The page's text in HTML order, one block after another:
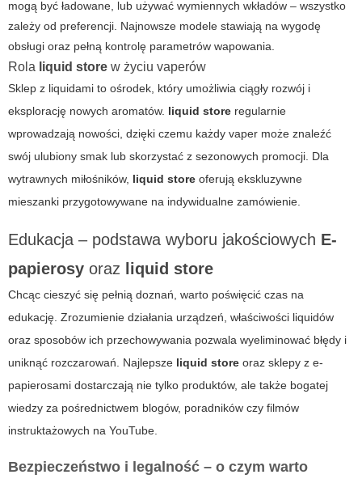
mogą być ładowane, lub używać wymiennych wkładów – wszystko
zależy od preferencji. Najnowsze modele stawiają na wygodę
obsługi oraz pełną kontrolę parametrów wapowania.
Rola liquid store w życiu vaperów
Sklep z liquidami to ośrodek, który umożliwia ciągły rozwój i
eksplorację nowych aromatów. liquid store regularnie
wprowadzają nowości, dzięki czemu każdy vaper może znaleźć
swój ulubiony smak lub skorzystać z sezonowych promocji. Dla
wytrawnych miłośników, liquid store oferują ekskluzywne
mieszanki przygotowywane na indywidualne zamówienie.
Edukacja – podstawa wyboru jakościowych E-
papierosy oraz liquid store
Chcąc cieszyć się pełnią doznań, warto poświęcić czas na
edukację. Zrozumienie działania urządzeń, właściwości liquidów
oraz sposobów ich przechowywania pozwala wyeliminować błędy i
uniknąć rozczarowań. Najlepsze liquid store oraz sklepy z e-
papierosami dostarczają nie tylko produktów, ale także bogatej
wiedzy za pośrednictwem blogów, poradników czy filmów
instruktażowych na YouTube.
Bezpieczeństwo i legalność – o czym warto